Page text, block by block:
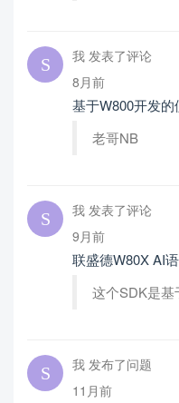
我 发表了评论
8月前
基于W800开发
老哥NB
我 发表了评论
9月前
联盛德W80X AI
这个SDK是基
我 发布了问题
11月前